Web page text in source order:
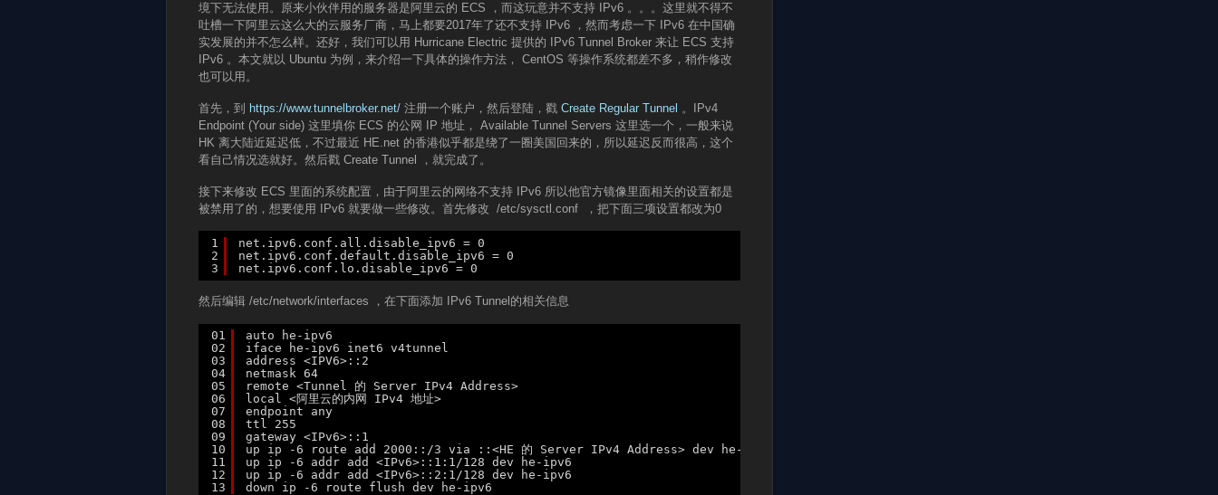
境下无法使用。原来小伙伴用的服务器是阿里云的 ECS ，而这玩意并不支持 IPv6 。。。这里就不得不
吐槽一下阿里云这么大的云服务厂商，马上都要2017年了还不支持 IPv6 ，然而考虑一下 IPv6 在中国确
实发展的并不怎么样。还好，我们可以用 Hurricane Electric 提供的 IPv6 Tunnel Broker 来让 ECS 支持
IPv6 。本文就以 Ubuntu 为例，来介绍一下具体的操作方法， CentOS 等操作系统都差不多，稍作修改
也可以用。
首先，到 https://www.tunnelbroker.net/ 注册一个账户，然后登陆，戳 Create Regular Tunnel 。IPv4
Endpoint (Your side) 这里填你 ECS 的公网 IP 地址， Available Tunnel Servers 这里选一个，一般来说
HK 离大陆近延迟低，不过最近 HE.net 的香港似乎都是绕了一圈美国回来的，所以延迟反而很高，这个
看自己情况选就好。然后戳 Create Tunnel ，就完成了。
接下来修改 ECS 里面的系统配置，由于阿里云的网络不支持 IPv6 所以他官方镜像里面相关的设置都是
被禁用了的，想要使用 IPv6 就要做一些修改。首先修改 /etc/sysctl.conf ，把下面三项设置都改为0
1
2
3
net.ipv6.conf.all.disable_ipv6 = 0
net.ipv6.conf.default.disable_ipv6 = 0
net.ipv6.conf.lo.disable_ipv6 = 0
然后编辑 /etc/network/interfaces ，在下面添加 IPv6 Tunnel的相关信息
01
02
03
04
05
06
07
08
09
10
11
12
13
auto he-ipv6
iface he-ipv6 inet6 v4tunnel
address <IPV6>::2
netmask 64
remote <Tunnel 的 Server IPv4 Address>
local <阿里云的内网 IPv4 地址>
endpoint any
ttl 255
gateway <IPv6>::1
up ip -6 route add 2000::/3 via ::<HE 的 Server IPv4 Address> dev he-ipv6
up ip -6 addr add <IPv6>::1:1/128 dev he-ipv6
up ip -6 addr add <IPv6>::2:1/128 dev he-ipv6
down ip -6 route flush dev he-ipv6